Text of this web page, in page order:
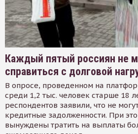
Каждый пятый россиян не
справиться с долговой
В опросе, проведенном на
среди 1,2 тыс. человек старше 18
респондентов заявили, что не
кредитные задолженности. При
вынуждены тратить на выплаты